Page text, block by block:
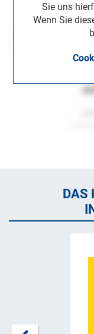
Sie uns
Wenn Sie
DAS